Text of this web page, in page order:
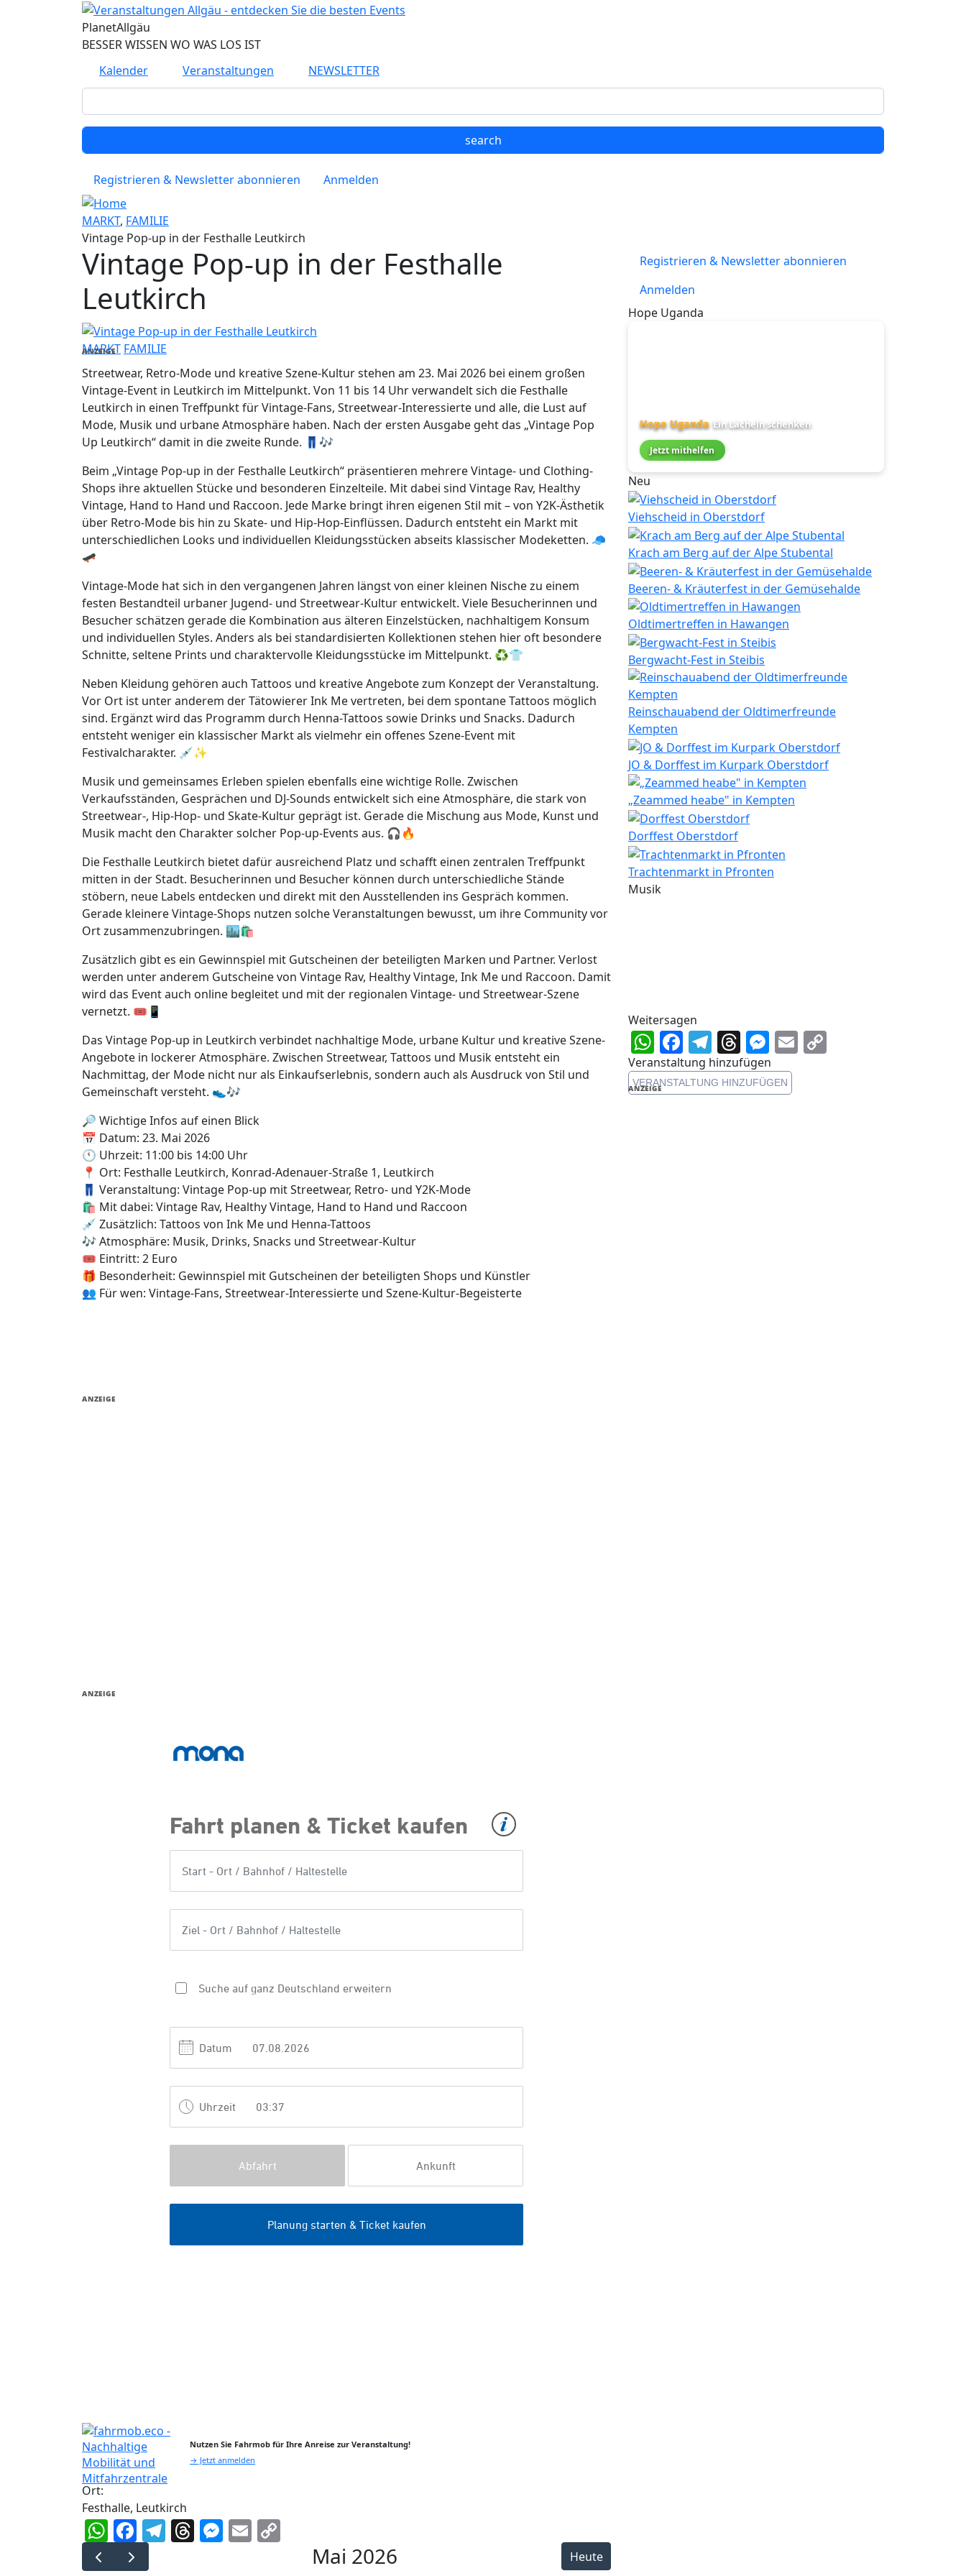
Direkt zum Inhalt
PlanetAllgäu
BESSER WISSEN WO WAS LOS IST
Kalender
Veranstaltungen NEWSLETTER
Registrieren & Newsletter abonnieren Anmelden
MARKT, FAMILIE
Vintage Pop-up in der Festhalle Leutkirch
Vintage Pop-up in der Festhalle
Leutkirch
MARKT FAMILIE
ANZEIGE
Streetwear, Retro-Mode und kreative Szene-Kultur stehen am 23. Mai 2026 bei einem großen
Vintage-Event in Leutkirch im Mittelpunkt. Von 11 bis 14 Uhr verwandelt sich die Festhalle
Leutkirch in einen Treffpunkt für Vintage-Fans, Streetwear-Interessierte und alle, die Lust auf
Mode, Musik und urbane Atmosphäre haben. Nach der ersten Ausgabe geht das „Vintage Pop
Up Leutkirch“ damit in die zweite Runde. 👖🎶
Beim „Vintage Pop-up in der Festhalle Leutkirch“ präsentieren mehrere Vintage- und Clothing-
Shops ihre aktuellen Stücke und besonderen Einzelteile. Mit dabei sind Vintage Rav, Healthy
Vintage, Hand to Hand und Raccoon. Jede Marke bringt ihren eigenen Stil mit – von Y2K-Ästhetik
über Retro-Mode bis hin zu Skate- und Hip-Hop-Einflüssen. Dadurch entsteht ein Markt mit
unterschiedlichen Looks und individuellen Kleidungsstücken abseits klassischer Modeketten. 🧢
🛹
Vintage-Mode hat sich in den vergangenen Jahren längst von einer kleinen Nische zu einem
festen Bestandteil urbaner Jugend- und Streetwear-Kultur entwickelt. Viele Besucherinnen und
Besucher schätzen gerade die Kombination aus älteren Einzelstücken, nachhaltigem Konsum
und individuellen Styles. Anders als bei standardisierten Kollektionen stehen hier oft besondere
Schnitte, seltene Prints und charaktervolle Kleidungsstücke im Mittelpunkt. ♻️👕
Neben Kleidung gehören auch Tattoos und kreative Angebote zum Konzept der Veranstaltung.
Vor Ort ist unter anderem der Tätowierer Ink Me vertreten, bei dem spontane Tattoos möglich
sind. Ergänzt wird das Programm durch Henna-Tattoos sowie Drinks und Snacks. Dadurch
entsteht weniger ein klassischer Markt als vielmehr ein offenes Szene-Event mit
Festivalcharakter. 💉✨
Musik und gemeinsames Erleben spielen ebenfalls eine wichtige Rolle. Zwischen
Verkaufsständen, Gesprächen und DJ-Sounds entwickelt sich eine Atmosphäre, die stark von
Streetwear-, Hip-Hop- und Skate-Kultur geprägt ist. Gerade die Mischung aus Mode, Kunst und
Musik macht den Charakter solcher Pop-up-Events aus. 🎧🔥
Die Festhalle Leutkirch bietet dafür ausreichend Platz und schafft einen zentralen Treffpunkt
mitten in der Stadt. Besucherinnen und Besucher können durch unterschiedliche Stände
stöbern, neue Labels entdecken und direkt mit den Ausstellenden ins Gespräch kommen.
Gerade kleinere Vintage-Shops nutzen solche Veranstaltungen bewusst, um ihre Community vor
Ort zusammenzubringen. 🏙️🛍️
Zusätzlich gibt es ein Gewinnspiel mit Gutscheinen der beteiligten Marken und Partner. Verlost
werden unter anderem Gutscheine von Vintage Rav, Healthy Vintage, Ink Me und Raccoon. Damit
wird das Event auch online begleitet und mit der regionalen Vintage- und Streetwear-Szene
vernetzt. 🎟️📱
Das Vintage Pop-up in Leutkirch verbindet nachhaltige Mode, urbane Kultur und kreative Szene-
Angebote in lockerer Atmosphäre. Zwischen Streetwear, Tattoos und Musik entsteht ein
Nachmittag, der Mode nicht nur als Einkaufserlebnis, sondern auch als Ausdruck von Stil und
Gemeinschaft versteht. 👟🎶
🔎 Wichtige Infos auf einen Blick
📅 Datum: 23. Mai 2026
🕚 Uhrzeit: 11:00 bis 14:00 Uhr
📍 Ort: Festhalle Leutkirch, Konrad-Adenauer-Straße 1, Leutkirch
👖 Veranstaltung: Vintage Pop-up mit Streetwear, Retro- und Y2K-Mode
🛍️ Mit dabei: Vintage Rav, Healthy Vintage, Hand to Hand und Raccoon
💉 Zusätzlich: Tattoos von Ink Me und Henna-Tattoos
🎶 Atmosphäre: Musik, Drinks, Snacks und Streetwear-Kultur
🎟️ Eintritt: 2 Euro
🎁 Besonderheit: Gewinnspiel mit Gutscheinen der beteiligten Shops und Künstler
👥 Für wen: Vintage-Fans, Streetwear-Interessierte und Szene-Kultur-Begeisterte
ANZEIGE
ANZEIGE
Nutzen Sie Fahrmob für Ihre Anreise zur Veranstaltung!
→ Jetzt anmelden
Ort:
Festhalle, Leutkirch
WhatsApp
Facebook
Telegram
Threads
Messenger
Email
LinkMai 2026 Heute
Registrieren & Newsletter abonnieren
Anmelden
Hope Uganda
Hope Uganda Ein Lächeln schenken
Jetzt mithelfen
Neu
Viehscheid in Oberstdorf
Krach am Berg auf der Alpe Stubental
Beeren- & Kräuterfest in der Gemüsehalde
Oldtimertreffen in Hawangen
Bergwacht-Fest in Steibis
Reinschauabend der Oldtimerfreunde
Kempten
JO & Dorffest im Kurpark Oberstdorf
„Zeammed heabe" in Kempten
Dorffest Oberstdorf
Trachtenmarkt in Pfronten
Musik
Weitersagen
WhatsApp
Facebook
Telegram
Threads
Messenger
Email
Veranstaltung hinzufügen
VERANSTALTUNG HINZUFÜGEN
ANZEIGE